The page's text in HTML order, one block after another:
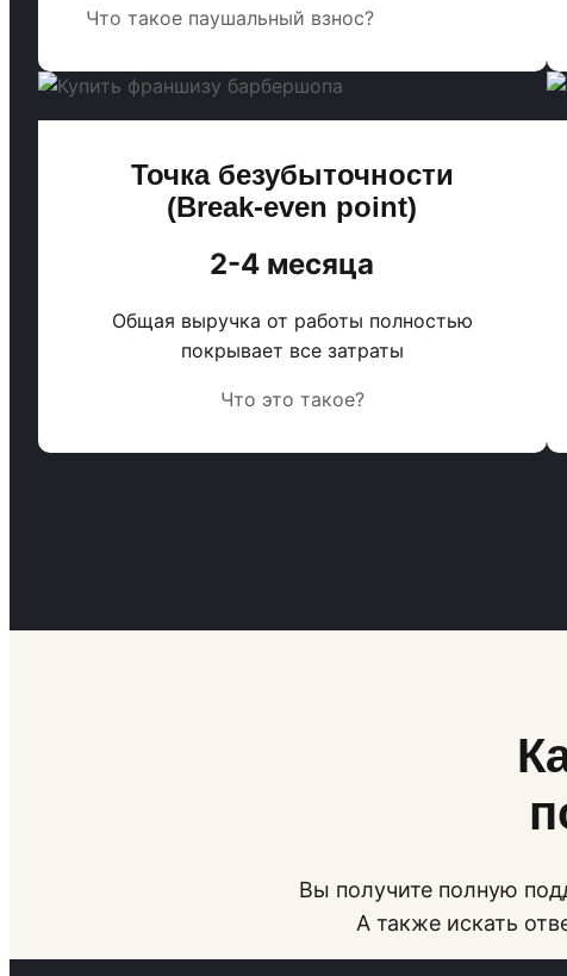
Что такое паушальный взнос?
Точка безубыточности
(Break-even point)
2-4 месяца
Общая выручка от работы полностью
покрывает все затраты
Что это такое?
Вы получите полную
А также искать